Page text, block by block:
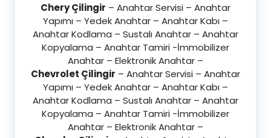
Chery Çilingir – Anahtar Servisi – Anahtar
Yapımı – Yedek Anahtar – Anahtar Kabı –
Anahtar Kodlama – Sustalı Anahtar – Anahtar
Kopyalama – Anahtar Tamiri -İmmobilizer
Anahtar – Elektronik Anahtar –
Chevrolet Çilingir – Anahtar Servisi – Anahtar
Yapımı – Yedek Anahtar – Anahtar Kabı –
Anahtar Kodlama – Sustalı Anahtar – Anahtar
Kopyalama – Anahtar Tamiri -İmmobilizer
Anahtar – Elektronik Anahtar –